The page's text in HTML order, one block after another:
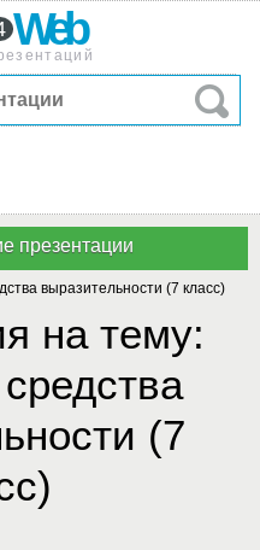
Web
выразительности (7 класс)
на тему:
(7